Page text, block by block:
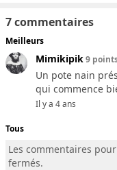
7 commentaires
Meilleurs
Mimikipik9
Un pote nain
qui commence
Il y a 4 ans
Tous
Les commentaires
fermés.